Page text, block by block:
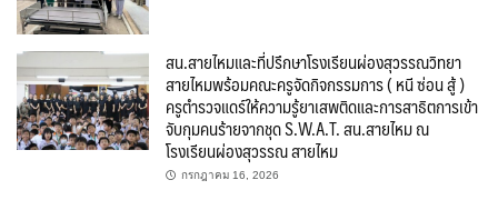
สน.สายไหมและที่ปรึกษาโรงเรียนผ่องสุวรรณวิทยา
สายไหมพร้อมคณะครูจัดกิจกรรมการ ( หนี ซ่อน สู้ )
ครูตำรวจแดร์ให้ความรู้ยาเสพติดและการสาธิตการเข้า
จับกุมคนร้ายจากชุด S.W.A.​T.​ สน.สายไหม ณ
โรงเรียนผ่องสุวรรณ สายไหม
กรกฎาคม 16, 2026